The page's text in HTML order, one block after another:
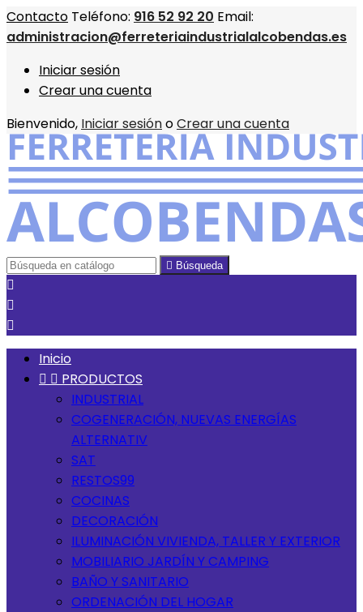
Contacto Teléfono: 916 52 92 20 Email:
administracion@ferreteriaindustrialalcobendas.es
Iniciar sesión
Crear una cuenta
Bienvenido, Iniciar sesiónoCrear una cuenta
 Búsqueda



Inicio
  PRODUCTOS
INDUSTRIAL
COGENERACIÓN, NUEVAS ENERGÍAS
ALTERNATIV
SAT
RESTOS99
COCINAS
DECORACIÓN
ILUMINACIÓN VIVIENDA, TALLER Y EXTERIOR
MOBILIARIO JARDÍN Y CAMPING
BAÑO Y SANITARIO
ORDENACIÓN DEL HOGAR